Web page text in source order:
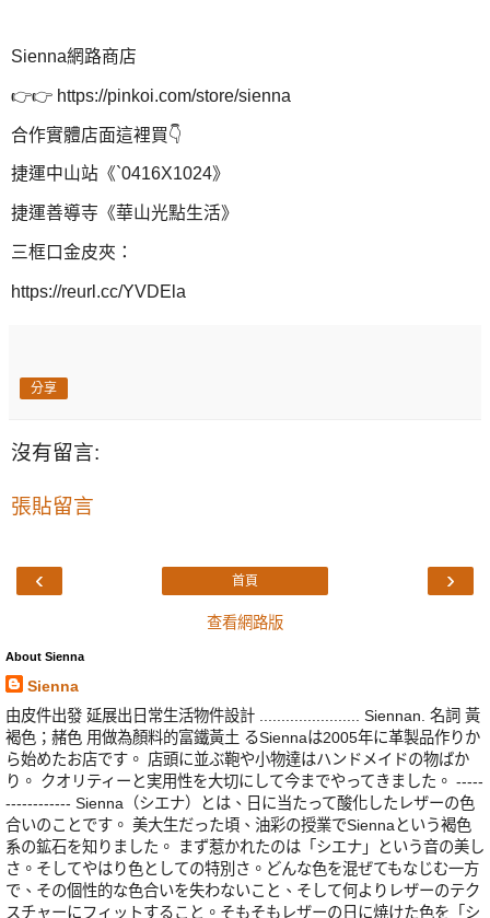
Sienna網路商店
👉👉 https://pinkoi.com/store/sienna
合作實體店面這裡買👇
捷運中山站《`0416X1024》
捷運善導寺《華山光點生活》
三框口金皮夾：
https://reurl.cc/YVDEla
分享
沒有留言:
張貼留言
‹ ›
首頁
查看網路版
About Sienna
Sienna
由皮件出發 延展出日常生活物件設計 ....................... Siennan. 名詞 黃
褐色；赭色 用做為顏料的富鐵黃土 るSiennaは2005年に革製品作りか
ら始めたお店です。 店頭に並ぶ鞄や小物達はハンドメイドの物ばか
り。 クオリティーと実用性を大切にして今までやってきました。 -----
------------ Sienna（シエナ）とは、日に当たって酸化したレザーの色
合いのことです。 美大生だった頃、油彩の授業でSiennaという褐色
系の鉱石を知りました。 まず惹かれたのは「シエナ」という音の美し
さ。そしてやはり色としての特別さ。どんな色を混ぜてもなじむ一方
で、その個性的な色合いを失わないこと、そして何よりレザーのテク
スチャーにフィットすること。そもそもレザーの日に焼けた色を「シ